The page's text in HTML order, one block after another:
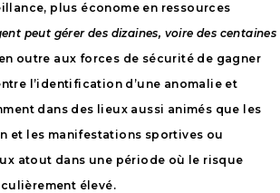
plus économe en ressources
peut gérer des dizaines, voire des centaines
outre aux forces de sécurité de gagner
l’identification d’une anomalie et
dans des lieux aussi animés que les
et les manifestations sportives ou
atout dans une période où le risque
élevé.